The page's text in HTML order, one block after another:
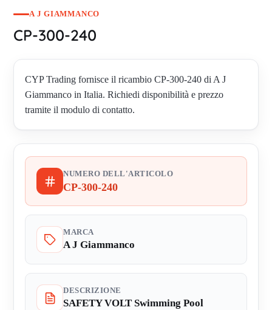
A J GIAMMANCO
CP-300-240
CYP Trading fornisce il ricambio CP-300-240 di A J
Giammanco in Italia. Richiedi disponibilità e prezzo
tramite il modulo di contatto.
NUMERO DELL'ARTICOLO
CP-300-240
MARCA
A J Giammanco
DESCRIZIONE
SAFETY VOLT Swimming Pool